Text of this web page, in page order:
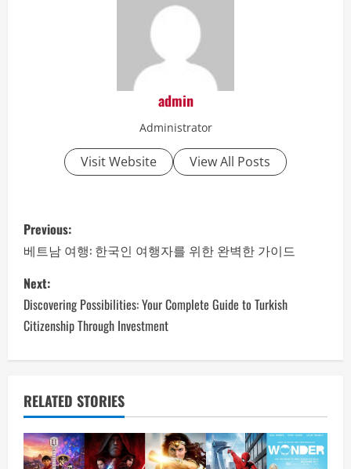
admin
Administrator
Visit Website View All Posts
P
o
s
t
n
a
v
i
Previous:
베트남 여행: 한국인 여행자를 위한 완벽한 가이드
Next:
Discovering Possibilities: Your Complete Guide to Turkish
Citizenship Through Investment
RELATED STORIES